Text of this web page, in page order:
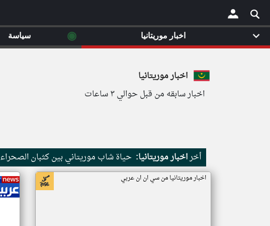
×
اخبار موريتانيا
اخبار سابقه من قبل حوالي ٣ ساعات
أخراخبار موريتانيا: حياة شاب موريتاني بين كثبان الصحراء
اخبار موريتانيا من سي ان ان عربي
اخبار موريتانيا ◉ سياسة